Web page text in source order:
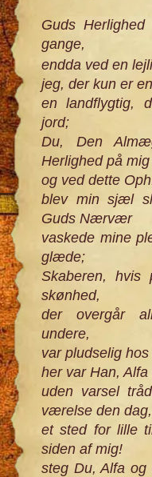
Guds
gange,
endda ved en
jeg, der kun er
en landflygtig,
jord;
Du, Den
Herlighed på
og ved dette
blev min sjæl
Guds Nærvær
vaskede mine
glæde;
Skaberen,
skønhed,
der overgår
undere,
var pludselig
her var Han, Alfa
uden varsel
værelse den dag,
et sted for lille
siden af mig!
steg Du, Alfa og